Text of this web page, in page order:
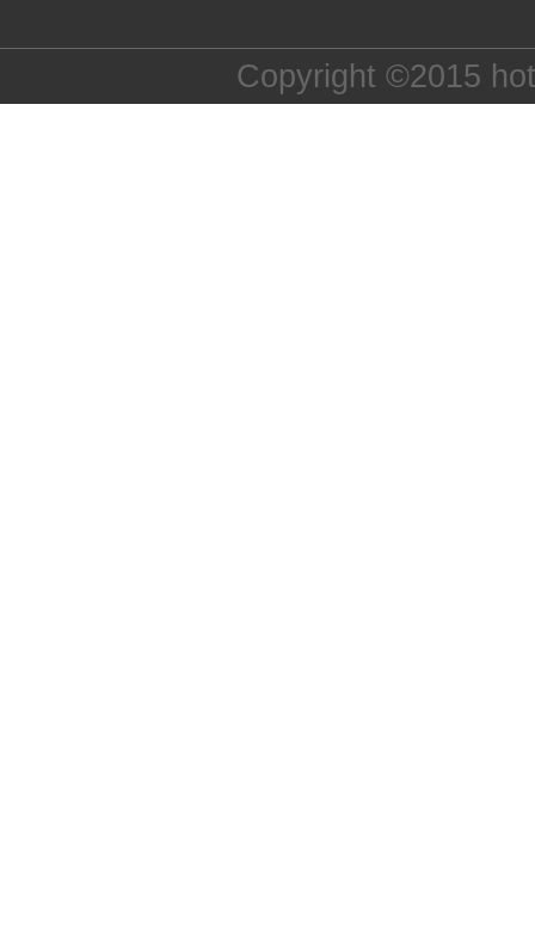
Copyright ©2015